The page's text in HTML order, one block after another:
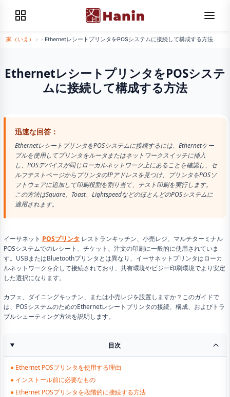
家（いえ） › › EthernetレシートプリンタをPOSシステムに接続して構成する方法
EthernetレシートプリンタをPOSシステ
ムに接続して構成する方法
迅速な回答：
EthernetレシートプリンタをPOSシステムに接続するには、Ethernetケー
ブルを使用してプリンタをルータまたはネットワークスイッチに挿入
し、POSデバイスが同じローカルネットワーク上にあることを確認し、セ
ルフテストページからプリンタのIPアドレスを見つけ、プリンタをPOSソ
フトウェアに追加して印刷役割を割り当て、テスト印刷を実行します。
この方法はSquare、Toast、LightspeedなどのほとんどのPOSシステムに
適用されます。
イーサネット POSプリンタ レストランキッチン、小売レジ、マルチターミナル
POSシステムでのレシート、チケット、注文の印刷に一般的に使用されていま
す。USBまたはBluetoothプリンタとは異なり、イーサネットプリンタはローカ
ルネットワークを介して接続されており、共有環境やビジー印刷環境でより安定
した選択になります。
カフェ、ダイニングキッチン、または小売レジを設置しますか？このガイドで
は、POSシステムのためのEthernetレシートプリンタの接続、構成、およびトラ
ブルシューティング方法を説明します。
目次
● Ethernet POSプリンタを使用する理由
● インストール前に必要なもの
● Ethernet POSプリンタを段階的に接続する方法